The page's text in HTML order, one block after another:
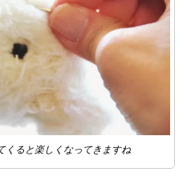
くると楽しくなってきますね